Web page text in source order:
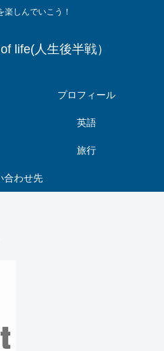
楽しんでいこう！
life(人生後半戦）
プロフィール
英語
旅行
合わせ先